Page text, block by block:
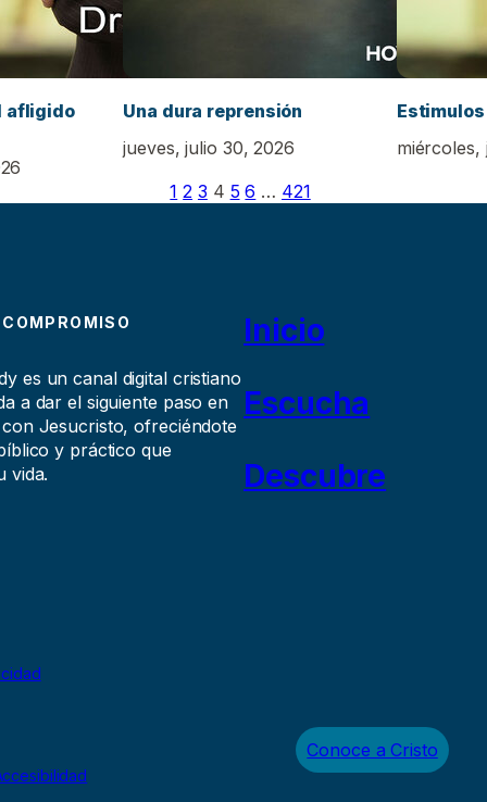
afligido
Una dura reprensión
jueves, julio 30, 2026
miércoles,
1 2 3 4 5 6 … 421
es un canal digital cristiano
a dar el siguiente paso en
Jesucristo, ofreciéndote
y práctico que
vida.
Inicio
Escucha
Descubre
Conoce a Cristo